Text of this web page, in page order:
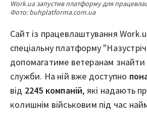
Work.ua запустив платформу для
Фото: buhplatforma.com.ua
Сайт із працевлаштування
спеціальну платформу
допомагатиме ветеранам знайти
служби. На ній вже доступно
від 2245 компаній, які надають
колишнім військовим під час